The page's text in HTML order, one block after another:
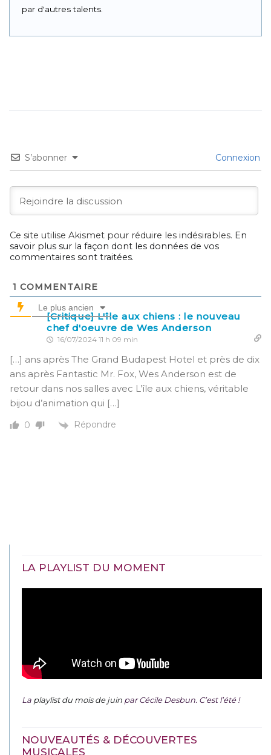
par d'autres talents.
S’abonner Connexion
Ce site utilise Akismet pour réduire les indésirables. En
savoir plus sur la façon dont les données de vos
commentaires sont traitées.
1 COMMENTAIRE
Le plus ancien
[Critique] L'île aux chiens : le nouveau
chef d'oeuvre de Wes Anderson
16/07/2024 11 h 09 min
[…] ans après The Grand Budapest Hotel et près de dix
ans après Fantastic Mr. Fox, Wes Anderson est de
retour dans nos salles avec L’île aux chiens, véritable
bijou d’animation qui […]
0 Répondre
LA PLAYLIST DU MOMENT
La playlist du mois de juin par Cécile Desbun. C’est l’été !
NOUVEAUTÉS & DÉCOUVERTES
MUSICALES